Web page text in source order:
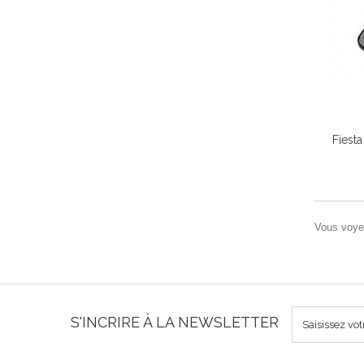
Vous
S'INCRIRE À LA NEWSLETTER